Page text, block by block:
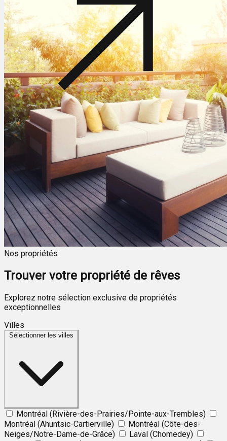
Nos propriétés
Trouver votre propriété de rêves
Explorez notre sélection exclusive de propriétés
exceptionnelles
Villes
Sélectionner les villes
Montréal (Rivière-des-Prairies/Pointe-aux-Trembles)
Montréal (Ahuntsic-Cartierville)
Montréal (Côte-des-
Neiges/Notre-Dame-de-Grâce)
Laval (Chomedey)